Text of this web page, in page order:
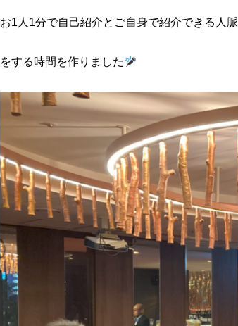
お1人1分で自己紹介とご自身で紹介できる人脈
をする時間を作りました